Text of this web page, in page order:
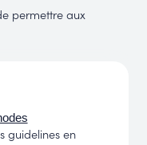
permettre aux
guidelines en